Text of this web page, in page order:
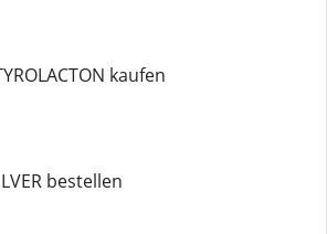
kaufen
bestellen